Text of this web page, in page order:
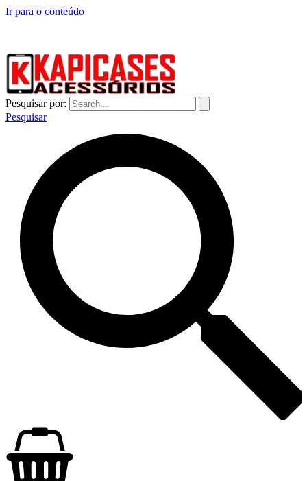
Ir para o conteúdo
Pesquisar por:
Pesquisar